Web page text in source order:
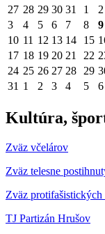
27 28 29 30 31 1
2
3
4 5 6 7 8
9
10 11 12 13 14 15
17 18 19 20 21 22
24 25 26 27 28 29
31 1 2 3 4 5 6
Kultúra,
Zväz včelárov
Zväz telesne
Zväz
TJ Partizán Hrušov